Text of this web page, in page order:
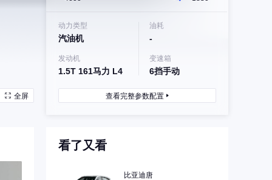
全屏
动力类型
汽油机
油耗
-
发动机
1.5T 161马力 L4
变速箱
6挡手动
查看完整参数配置
看了又看
比亚迪唐